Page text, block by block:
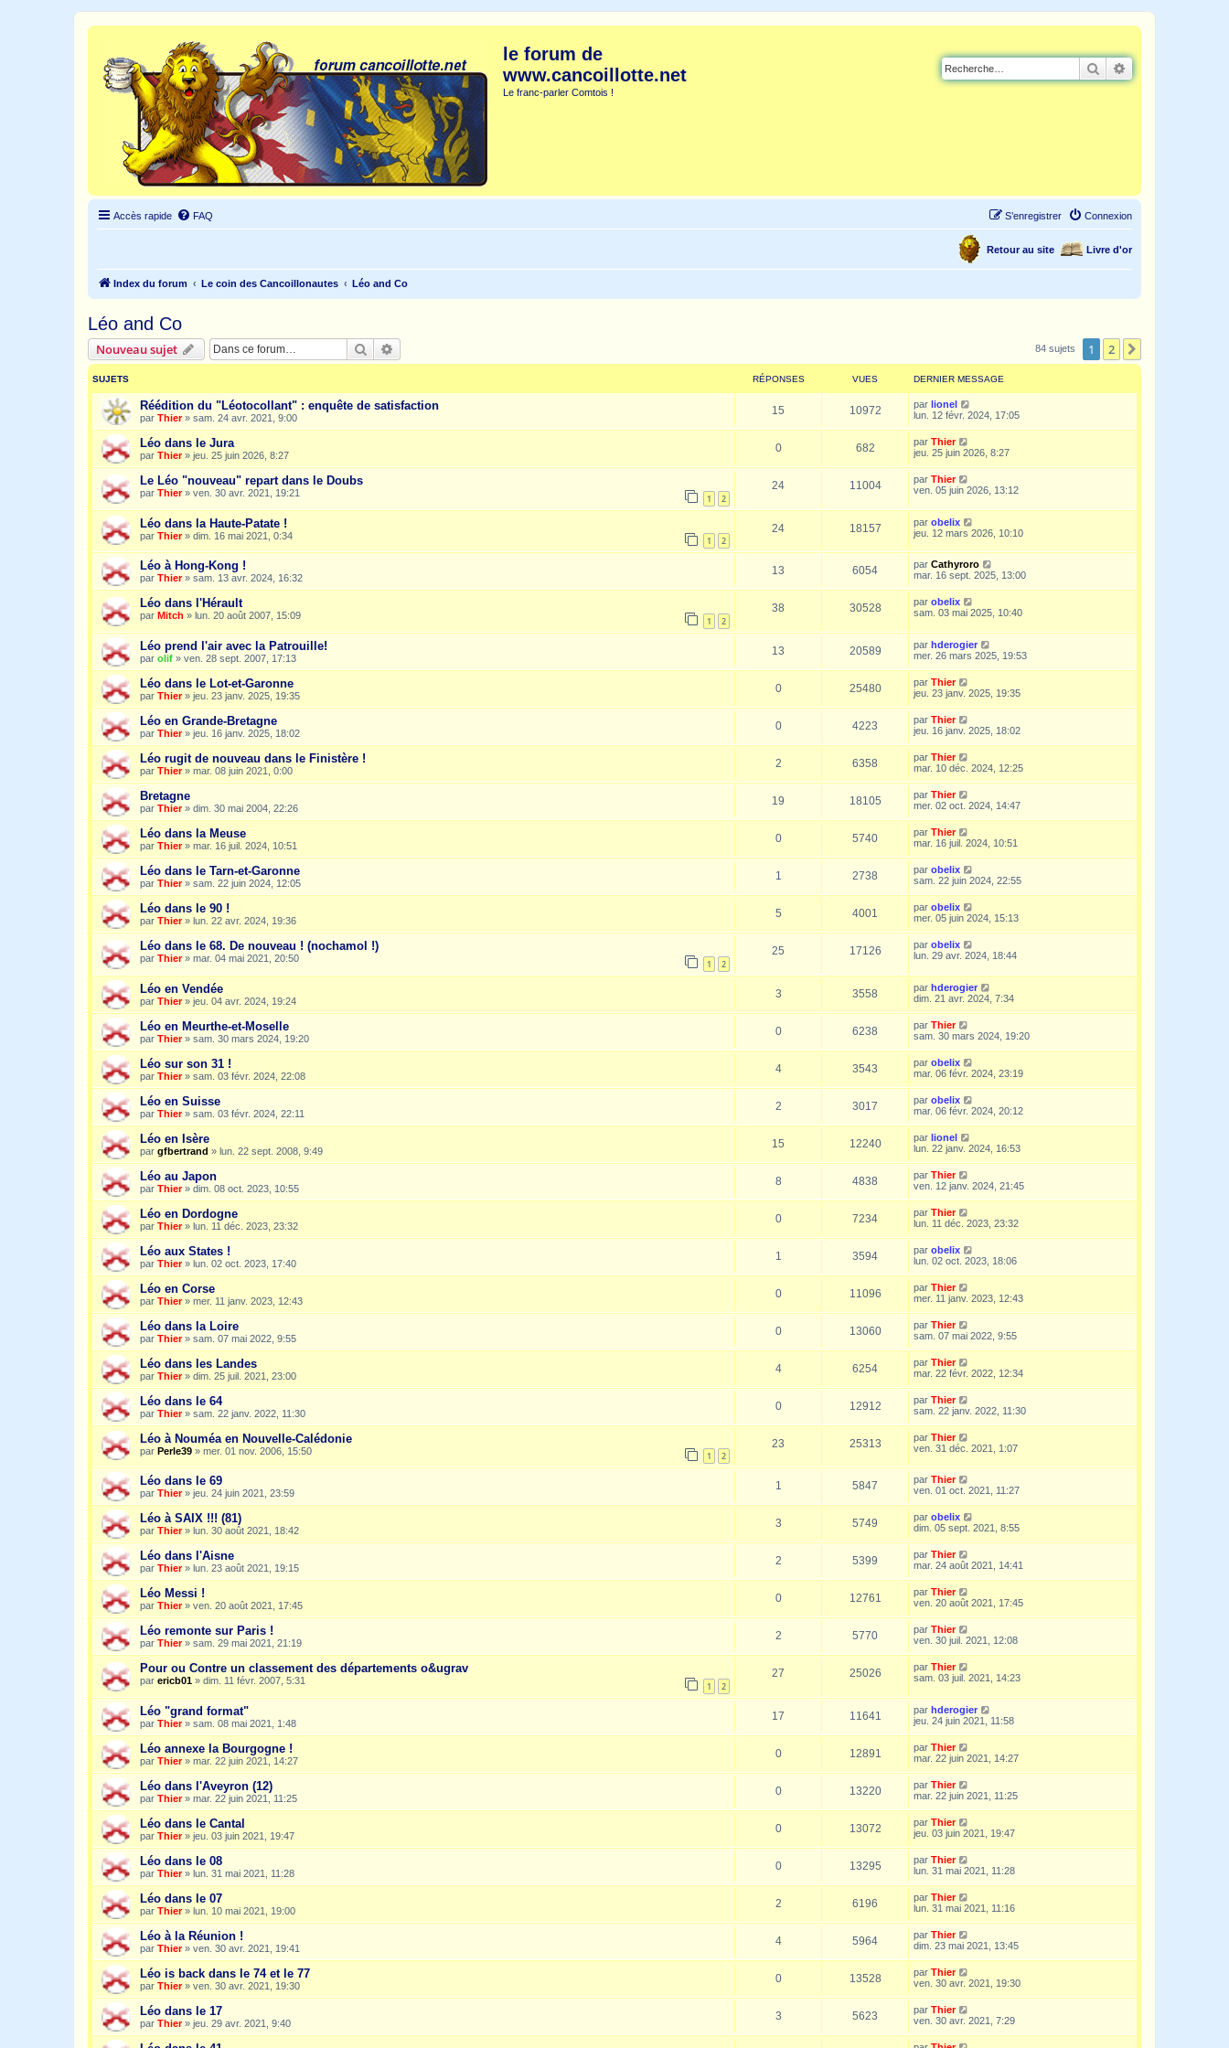
le forum de
www.cancoillotte.net
Le franc-parler Comtois !
Rechercher
Accès rapide FAQ Connexion
S’enregistrer
Livre d'or
Retour au site
Index du forum Le coin des Cancoillonautes Léo and Co
Léo and Co
Nouveau sujet Rechercher 84 sujets 1 2
SUJETS RÉPONSES VUES DERNIER MESSAGE
Réédition du "Léotocollant" : enquête de satisfaction
par Thier» sam. 24 avr. 2021, 9:00
15 10972 par lionel
lun. 12 févr. 2024, 17:05
Léo dans le Jura
par Thier» jeu. 25 juin 2026, 8:27
0 682 par Thier
jeu. 25 juin 2026, 8:27
Le Léo "nouveau" repart dans le Doubs
par Thier» ven. 30 avr. 2021, 19:21 1 2
24 11004 par Thier
ven. 05 juin 2026, 13:12
Léo dans la Haute-Patate !
par Thier» dim. 16 mai 2021, 0:34 1 2
24 18157 par obelix
jeu. 12 mars 2026, 10:10
Léo à Hong-Kong !
par Thier» sam. 13 avr. 2024, 16:32
13 6054 par Cathyroro
mar. 16 sept. 2025, 13:00
Léo dans l'Hérault
par Mitch » lun. 20 août 2007, 15:09 1 2
38 30528 par obelix
sam. 03 mai 2025, 10:40
Léo prend l'air avec la Patrouille!
par olif » ven. 28 sept. 2007, 17:13
13 20589 par hderogier
mer. 26 mars 2025, 19:53
Léo dans le Lot-et-Garonne
par Thier» jeu. 23 janv. 2025, 19:35
0 25480 par Thier
jeu. 23 janv. 2025, 19:35
Léo en Grande-Bretagne
par Thier» jeu. 16 janv. 2025, 18:02
0 4223 par Thier
jeu. 16 janv. 2025, 18:02
Léo rugit de nouveau dans le Finistère !
par Thier» mar. 08 juin 2021, 0:00
2 6358 par Thier
mar. 10 déc. 2024, 12:25
Bretagne
par Thier» dim. 30 mai 2004, 22:26
19 18105 par Thier
mer. 02 oct. 2024, 14:47
Léo dans la Meuse
par Thier» mar. 16 juil. 2024, 10:51
0 5740 par Thier
mar. 16 juil. 2024, 10:51
Léo dans le Tarn-et-Garonne
par Thier» sam. 22 juin 2024, 12:05
1 2738 par obelix
sam. 22 juin 2024, 22:55
Léo dans le 90 !
par Thier» lun. 22 avr. 2024, 19:36
5 4001 par obelix
mer. 05 juin 2024, 15:13
Léo dans le 68. De nouveau ! (nochamol !)
par Thier» mar. 04 mai 2021, 20:50 1 2
25 17126 par obelix
lun. 29 avr. 2024, 18:44
Léo en Vendée
par Thier» jeu. 04 avr. 2024, 19:24
3 3558 par hderogier
dim. 21 avr. 2024, 7:34
Léo en Meurthe-et-Moselle
par Thier» sam. 30 mars 2024, 19:20
0 6238 par Thier
sam. 30 mars 2024, 19:20
Léo sur son 31 !
par Thier» sam. 03 févr. 2024, 22:08
4 3543 par obelix
mar. 06 févr. 2024, 23:19
Léo en Suisse
par Thier» sam. 03 févr. 2024, 22:11
2 3017 par obelix
mar. 06 févr. 2024, 20:12
Léo en Isère
par gfbertrand » lun. 22 sept. 2008, 9:49
15 12240 par lionel
lun. 22 janv. 2024, 16:53
Léo au Japon
par Thier» dim. 08 oct. 2023, 10:55
8 4838 par Thier
ven. 12 janv. 2024, 21:45
Léo en Dordogne
par Thier» lun. 11 déc. 2023, 23:32
0 7234 par Thier
lun. 11 déc. 2023, 23:32
Léo aux States !
par Thier» lun. 02 oct. 2023, 17:40
1 3594 par obelix
lun. 02 oct. 2023, 18:06
Léo en Corse
par Thier» mer. 11 janv. 2023, 12:43
0 11096 par Thier
mer. 11 janv. 2023, 12:43
Léo dans la Loire
par Thier» sam. 07 mai 2022, 9:55
0 13060 par Thier
sam. 07 mai 2022, 9:55
Léo dans les Landes
par Thier» dim. 25 juil. 2021, 23:00
4 6254 par Thier
mar. 22 févr. 2022, 12:34
Léo dans le 64
par Thier» sam. 22 janv. 2022, 11:30
0 12912 par Thier
sam. 22 janv. 2022, 11:30
Léo à Nouméa en Nouvelle-Calédonie
par Perle39 » mer. 01 nov. 2006, 15:50 1 2
23 25313 par Thier
ven. 31 déc. 2021, 1:07
Léo dans le 69
par Thier» jeu. 24 juin 2021, 23:59
1 5847 par Thier
ven. 01 oct. 2021, 11:27
Léo à SAIX !!! (81)
par Thier» lun. 30 août 2021, 18:42
3 5749 par obelix
dim. 05 sept. 2021, 8:55
Léo dans l'Aisne
par Thier» lun. 23 août 2021, 19:15
2 5399 par Thier
mar. 24 août 2021, 14:41
Léo Messi !
par Thier» ven. 20 août 2021, 17:45
0 12761 par Thier
ven. 20 août 2021, 17:45
Léo remonte sur Paris !
par Thier» sam. 29 mai 2021, 21:19
2 5770 par Thier
ven. 30 juil. 2021, 12:08
Pour ou Contre un classement des départements o&ugrav
par ericb01 » dim. 11 févr. 2007, 5:31 1 2
27 25026 par Thier
sam. 03 juil. 2021, 14:23
Léo "grand format"
par Thier» sam. 08 mai 2021, 1:48
17 11641 par hderogier
jeu. 24 juin 2021, 11:58
Léo annexe la Bourgogne !
par Thier» mar. 22 juin 2021, 14:27
0 12891 par Thier
mar. 22 juin 2021, 14:27
Léo dans l'Aveyron (12)
par Thier» mar. 22 juin 2021, 11:25
0 13220 par Thier
mar. 22 juin 2021, 11:25
Léo dans le Cantal
par Thier» jeu. 03 juin 2021, 19:47
0 13072 par Thier
jeu. 03 juin 2021, 19:47
Léo dans le 08
par Thier» lun. 31 mai 2021, 11:28
0 13295 par Thier
lun. 31 mai 2021, 11:28
Léo dans le 07
par Thier» lun. 10 mai 2021, 19:00
2 6196 par Thier
lun. 31 mai 2021, 11:16
Léo à la Réunion !
par Thier» ven. 30 avr. 2021, 19:41
4 5964 par Thier
dim. 23 mai 2021, 13:45
Léo is back dans le 74 et le 77
par Thier» ven. 30 avr. 2021, 19:30
0 13528 par Thier
ven. 30 avr. 2021, 19:30
Léo dans le 17
par Thier» jeu. 29 avr. 2021, 9:40
3 5623 par Thier
ven. 30 avr. 2021, 7:29